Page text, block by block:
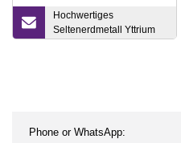
Hochwertiges
Seltenerdmetall Yttrium